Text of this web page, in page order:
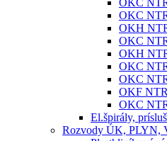
OKC
OKC
OKH
OKC
OKH
OKC
OKC
OKF
OKC
El.špirály,
Rozvody ÚK, PLYN,